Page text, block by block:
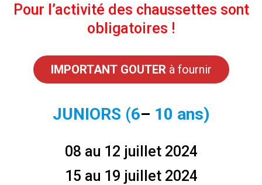
Pour l’activité des chaussettes sont
obligatoires !
IMPORTANT GOUTER à fournir
JUNIORS (6– 10 ans)
08 au 12 juillet 2024
15 au 19 juillet 2024